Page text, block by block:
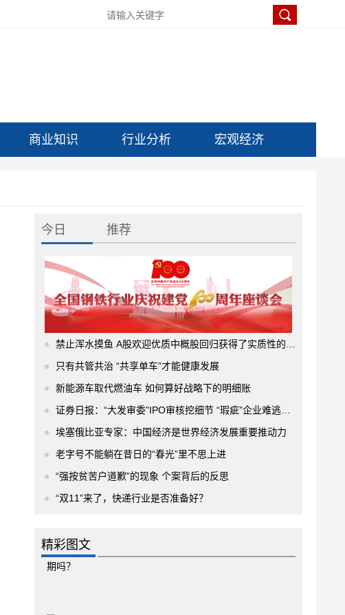
商业知识 行业分析 宏观经济
今日 推荐
禁止浑水摸鱼 A股欢迎优质中概股回归获得了实质性的进展
只有共管共治 “共享单车”才能健康发展
新能源车取代燃油车 如何算好战略下的明细账
证券日报：“大发审委”IPO审核挖细节 “瑕疵”企业难逃法眼
埃塞俄比亚专家：中国经济是世界经济发展重要推动力
老字号不能躺在昔日的“春光”里不思上进
“强按贫苦户道歉”的现象 个案背后的反思
“双11”来了，快递行业是否准备好？
精彩图文